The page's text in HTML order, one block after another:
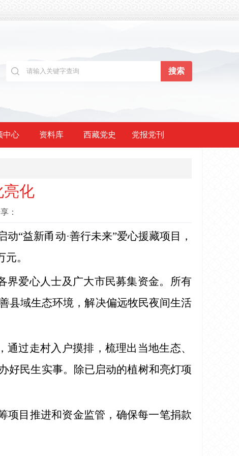
中心 资料库 西藏党史 党报党刊
亮化
：
“益新甬动·善行未来”爱心援藏项目，
。
界爱心人士及广大市民募集资金。所有
县域生态环境，解决偏远牧民夜间生活
过走村入户摸排，梳理出当地生态、
好民生实事。除已启动的植树和亮灯项
项目推进和资金监管，确保每一笔捐款